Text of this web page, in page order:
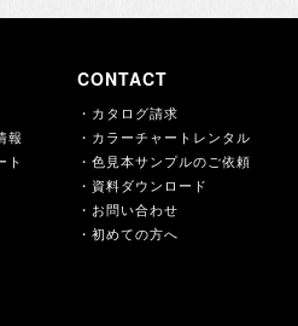
報
ト
CONTACT
・カタログ請求
・カラーチャートレンタル
・色見本サンプルのご依頼
・資料ダウンロード
・お問い合わせ
・初めての方へ